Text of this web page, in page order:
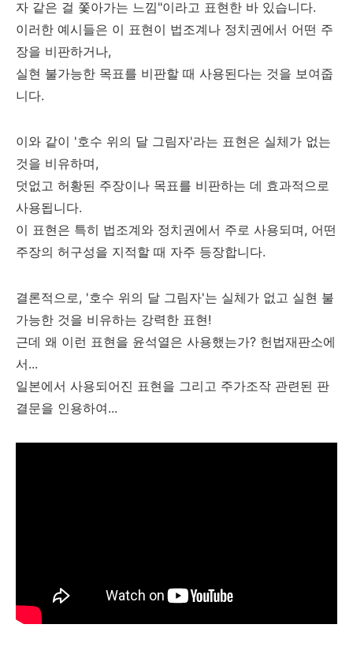
자 같은 걸 쫓아가는 느낌"이라고 표현한 바 있습니다.
이러한 예시들은 이 표현이 법조계나 정치권에서 어떤 주
장을 비판하거나,
실현 불가능한 목표를 비판할 때 사용된다는 것을 보여줍
니다.
이와 같이 '호수 위의 달 그림자'라는 표현은 실체가 없는
것을 비유하며,
덧없고 허황된 주장이나 목표를 비판하는 데 효과적으로
사용됩니다.
이 표현은 특히 법조계와 정치권에서 주로 사용되며, 어떤
주장의 허구성을 지적할 때 자주 등장합니다.
결론적으로, '호수 위의 달 그림자'는 실체가 없고 실현 불
가능한 것을 비유하는 강력한 표현!
근데 왜 이런 표현을 윤석열은 사용했는가? 헌법재판소에
서...
일본에서 사용되어진 표현을 그리고 주가조작 관련된 판
결문을 인용하여...